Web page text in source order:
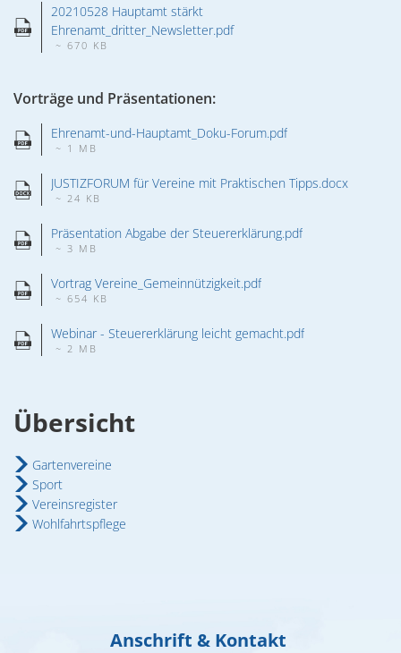
20210528 Hauptamt stärkt
Ehrenamt_dritter_Newsletter.pdf
~ 670 KB
Vorträge und Präsentationen:
Ehrenamt-und-Hauptamt_Doku-Forum.pdf
~ 1 MB
JUSTIZFORUM für Vereine mit Praktischen Tipps.docx
~ 24 KB
Präsentation Abgabe der Steuererklärung.pdf
~ 3 MB
Vortrag Vereine_Gemeinnützigkeit.pdf
~ 654 KB
Webinar - Steuererklärung leicht gemacht.pdf
~ 2 MB
Übersicht
Gartenvereine
Sport
Vereinsregister
Wohlfahrtspflege
Anschrift & Kontakt